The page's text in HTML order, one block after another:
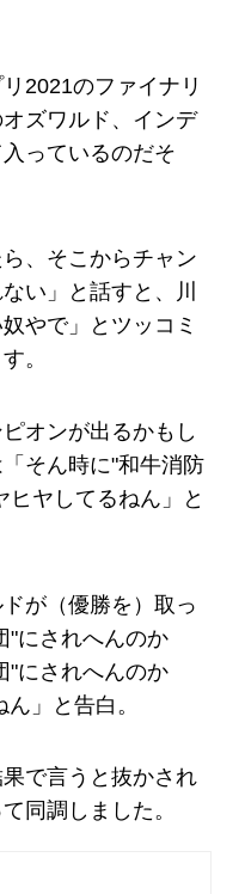
2021のファイナリ
ズワルド、インデ
っているのだそ
、そこからチャン
い」と話すと、川
やで」とツッコミ
。
オンが出るかもし
そん時に"和牛消防
ヒヤしてるねん」と
が（優勝を）取っ
"にされへんのか
"にされへんのか
」と告白。
で言うと抜かされ
同調しました。